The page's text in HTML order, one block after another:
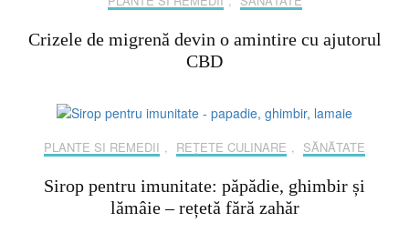
Crizele de migrenă devin o amintire cu ajutorul
CBD
PLANTE SI REMEDII , REȚETE CULINARE , SĂNĂTATE
Sirop pentru imunitate: păpădie, ghimbir și
lămâie – rețetă fără zahăr